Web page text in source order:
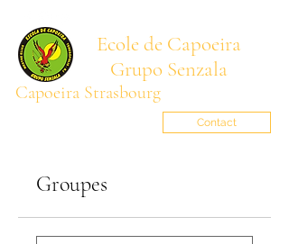
Ecole de Capoeira
Grupo Senzala
Capoeira Strasbourg
Contact
Groupes